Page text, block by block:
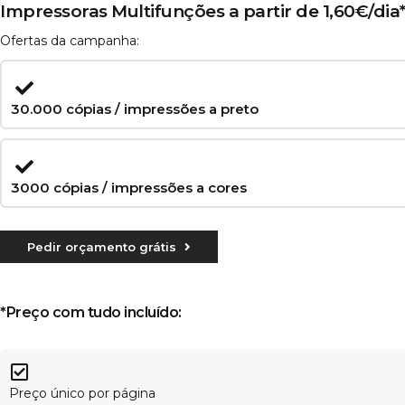
Impressoras Multifunções a partir de 1,60€/dia*
Ofertas da campanha:
30.000 cópias / impressões a preto
3000 cópias / impressões a cores
Pedir orçamento grátis
*Preço com tudo incluído:
Preço único por página